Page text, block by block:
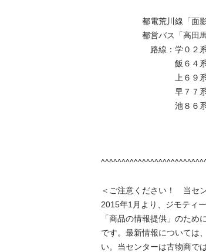
早稲田口
都電荒川線「面影橋
都営バス「高田馬場
路線：学０２系統
飯６４系統 小滝
上６９系統 小滝
早７７系統 新宿
池８６系統 池袋
Reuse
＜ご注意ください！　当セ
2015年1月より、ジモティ
「商品の情報提供」のため
です。最新情報については
い。当センターは古物商で